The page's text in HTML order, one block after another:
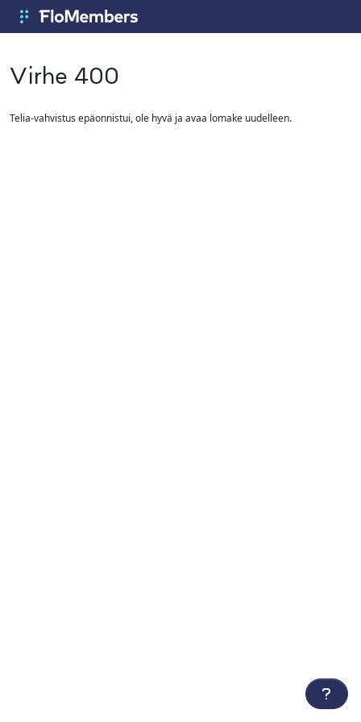
FloMembers
Virhe 400
Telia-vahvistus epäonnistui, ole hyvä ja avaa lomake uudelleen.